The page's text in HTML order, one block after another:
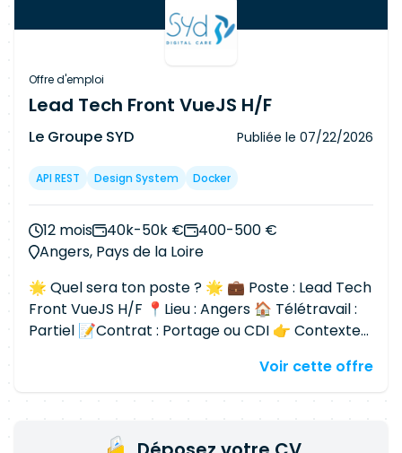
Offre d'emploi
Lead Tech Front VueJS H/F
Le Groupe SYD Publiée le 07/22/2026
API REST Design System Docker
12 mois 40k-50k €
400-500 €
Angers, Pays de la Loire
🌟 Quel sera ton poste ? 🌟 💼 Poste : Lead Tech
Front VueJS H/F 📍Lieu : Angers 🏠 Télétravail :
Partiel 📝Contrat : Portage ou CDI 👉 Contexte
interfaces utilisateurs d'une plateforme critique
tu es le référent technique sur l'ensemble des
Voir cette offre